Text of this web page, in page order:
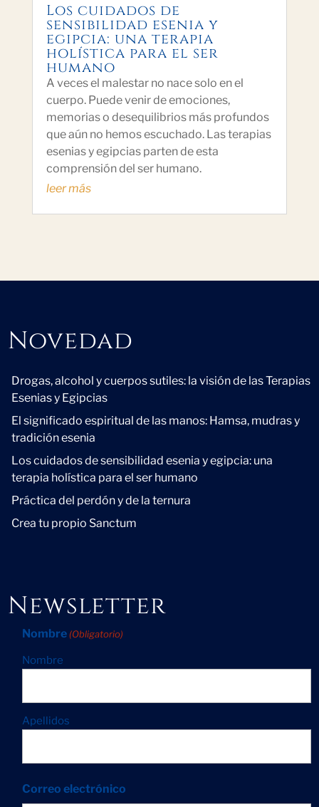
Los cuidados de
sensibilidad esenia y
egipcia: una terapia
holística para el ser
humano
A veces el malestar no nace solo en el
cuerpo. Puede venir de emociones,
memorias o desequilibrios más profundos
que aún no hemos escuchado. Las terapias
esenias y egipcias parten de esta
comprensión del ser humano.
leer más
Novedad
Drogas, alcohol y cuerpos sutiles: la visión de las Terapias
Esenias y Egipcias
El significado espiritual de las manos: Hamsa, mudras y
tradición esenia
Los cuidados de sensibilidad esenia y egipcia: una
terapia holística para el ser humano
Práctica del perdón y de la ternura
Crea tu propio Sanctum
Newsletter
Nombre (Obligatorio)
Nombre
Apellidos
Correo electrónico